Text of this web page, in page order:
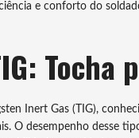
e conforto do
Tocha
Inert Gas (TIG),
O desempenho desse